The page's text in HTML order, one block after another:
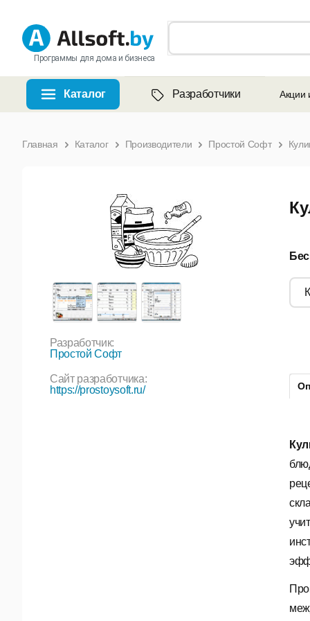
Программы для дома и бизнеса
Каталог Разработчики Акции
Главная Каталог Производители Простой Софт
Разработчик:
Простой Софт
Сайт разработчика:
https://prostoysoft.ru/